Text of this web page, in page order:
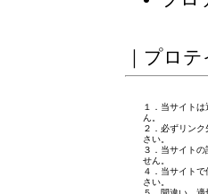
｜ プロテ
１．当サイト
ん。
２．必ずリン
さい。
３．当サイト
せん。
４．当サイト
さい。